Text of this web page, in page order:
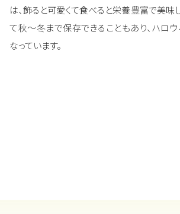
は、飾ると可愛くて食べると栄養豊富で美味
て秋～冬まで保存できることもあり、ハロ
なっています。